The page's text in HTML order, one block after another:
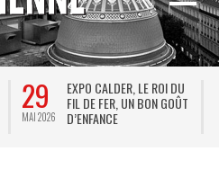
29
MAI 2026
EXPO CALDER, LE ROI DU
FIL DE FER, UN BON GOÛT
D’ENFANCE